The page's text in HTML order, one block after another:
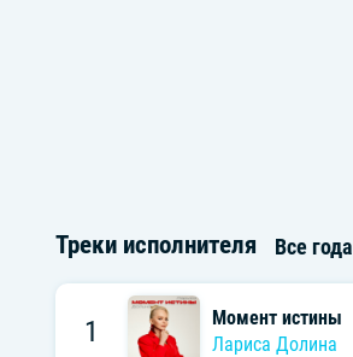
Треки исполнителя Все года
1
Момент истины
Лариса Долина